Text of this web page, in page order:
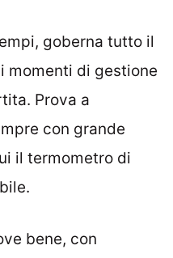
goberna tutto il
momenti di gestione
Prova a
con grande
il termometro di
bene, con